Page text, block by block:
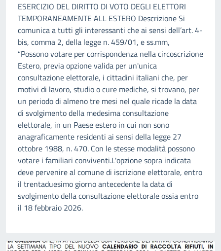
ESERCIZIO DEL DIRITTO DI VOTO DEGLI ELETTORI
TEMPORANEAMENTE ALL ESTERO Descrizione Si
comunica a tutti gli interessanti che ai sensi dell’art. 4-
bis, comma 2, della legge n. 459/01, e ss.mm,
“Possono votare per corrispondenza nella circoscrizione
Estero, previa opzione valida per un'unica
consultazione elettorale, i cittadini italiani che, per
motivi di lavoro, studio o cure mediche, si trovano, per
un periodo di almeno tre mesi nel quale ricade la data
di svolgimento della medesima consultazione
elettorale, in un Paese estero in cui non sono
anagraficamente residenti ai sensi della legge 27
ottobre 1988, n. 470. Con le stesse modalità possono
votare i familiari conviventi.L'opzione sopra indicata
deve pervenire al comune di iscrizione elettorale, entro
il trentaduesimo giorno antecedente la data di
svolgimento della consultazione elettorale ossia entro
il 18 febbraio 2026.